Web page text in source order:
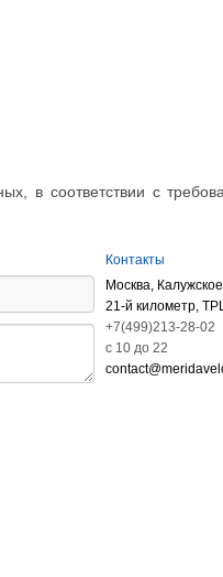
в соответствии с
Контакты
Москва,
21-й километр,
+7(499)213-28-02
c 10 до 22